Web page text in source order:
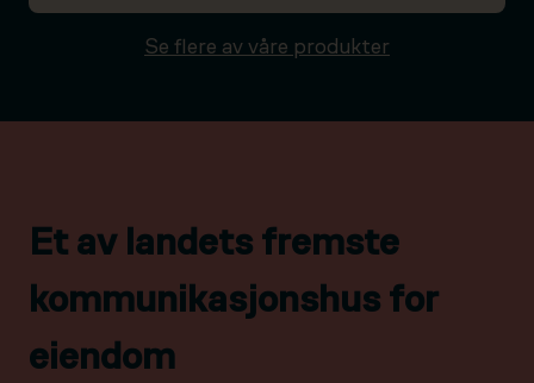
Se flere av våre produkter
Et av landets fremste
kommunikasjonshus for
eiendom